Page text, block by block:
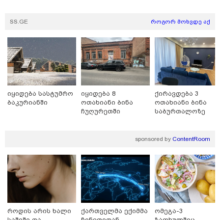
საქართველოში მოწოდება სამ
ეტაპად მოხდება - დეტალები
SS.GE როგორ მოხვდე აქ
იყიდება სასტუმრო
ბაკურიანში
იყიდება 8
ოთახიანი ბინა
ჩუღურეთში
ქირავდება 3
ოთახიანი ბინა
საბურთალოზე
sponsored by ContentRoom
როდის არის ხალი
ქართველმა ექიმმა
ომეგა-3